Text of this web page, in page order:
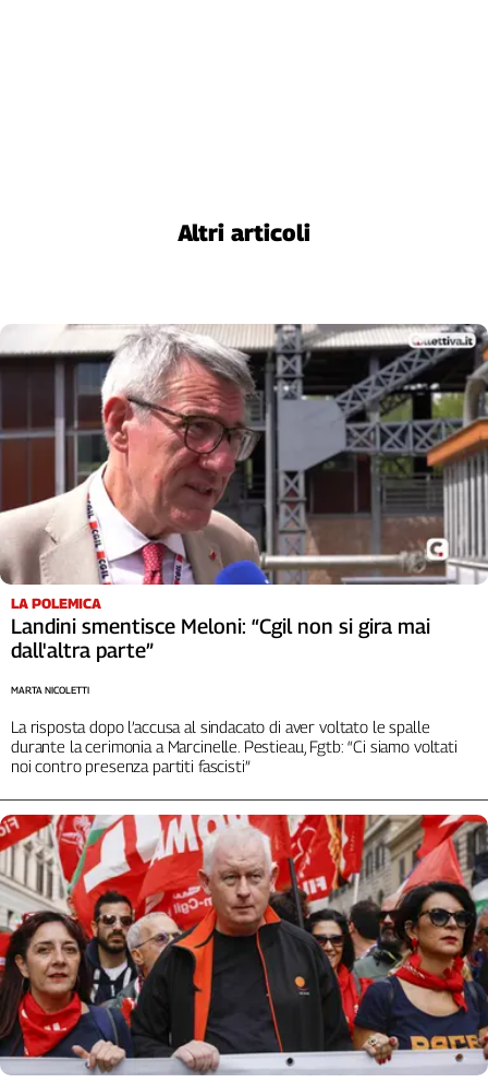
Altri articoli
LA POLEMICA
Landini smentisce Meloni: “Cgil non si gira mai
dall'altra parte”
La risposta dopo l’accusa al sindacato di aver voltato le spalle
durante la cerimonia a Marcinelle. Pestieau, Fgtb: “Ci siamo voltati
noi contro presenza partiti fascisti”
MARTA NICOLETTI